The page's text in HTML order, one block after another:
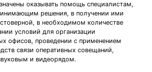
оказывать помощь специалистам,
решения, в получении ими
в необходимом количестве
условий для организации
офисов, проведении с применением
связи оперативных совещаний,
и видеорядом.